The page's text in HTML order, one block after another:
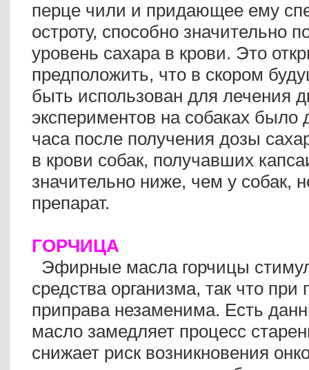
перце чили и придающее ему
остроту, способно значительно
уровень сахара в крови. Это
предположить, что в скором
быть использован для лечения
экспериментов на собаках было
часа после получения дозы
в крови собак, получавших
значительно ниже, чем у собак,
препарат.
ГОРЧИЦА
Эфирные масла горчицы
средства организма, так что при
приправа незаменима. Есть
масло замедляет процесс
снижает риск возникновения